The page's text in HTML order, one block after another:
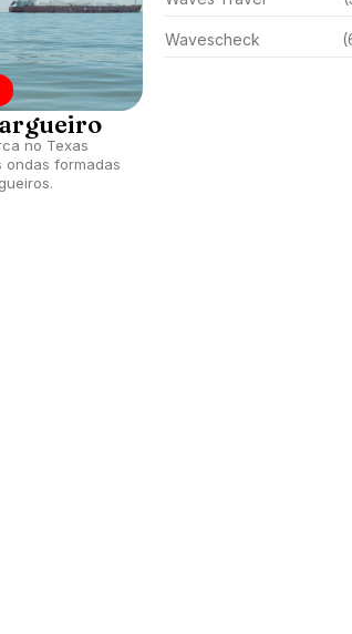
no Texas
ondas formadas
Wavescheck